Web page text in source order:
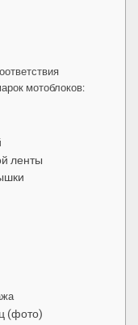
мотоблоков:
ленты
(фото)